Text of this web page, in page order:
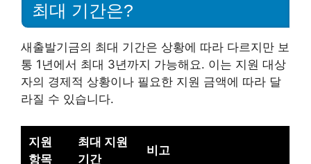
최대 기간은?
새출발기금의 최대 기간은 상황에 따라 다르지만 보
통 1년에서 최대 3년까지 가능해요. 이는 지원 대상
자의 경제적 상황이나 필요한 지원 금액에 따라 달
라질 수 있습니다.
지원
항목
최대 지원
기간
비고